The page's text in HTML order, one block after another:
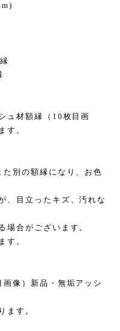
ュ材額縁（10枚目画
す。
別の額縁になり、お色
、目立ったキズ、汚れな
場合がございます。
す。
像）新品・無垢アッシ
ます。